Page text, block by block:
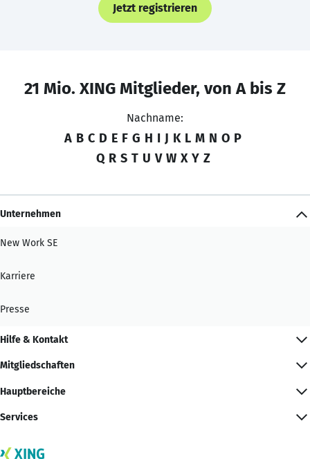
Jetzt registrieren
21 Mio. XING Mitglieder, von A bis Z
Nachname:
A B C D E F G H I J K L M N O P
Q R S T U V W X Y Z
Unternehmen
New Work SE
Karriere
Presse
Hilfe & Kontakt
Mitgliedschaften
Hauptbereiche
Services